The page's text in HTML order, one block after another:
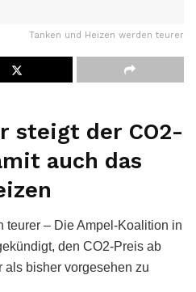
Tanken und Heizen werden teurer
steigt der CO2-
auch das
teurer – Die Ampel-Koalition in
den CO2-Preis ab
als bisher vorgesehen zu